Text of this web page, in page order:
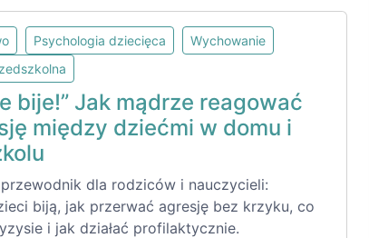
Psychologia dziecięca
Wychowanie
bije!” Jak mądrze reagować
między dziećmi w domu i
dla rodziców i nauczycieli:
biją, jak przerwać agresję bez krzyku, co
i jak działać profilaktycznie.